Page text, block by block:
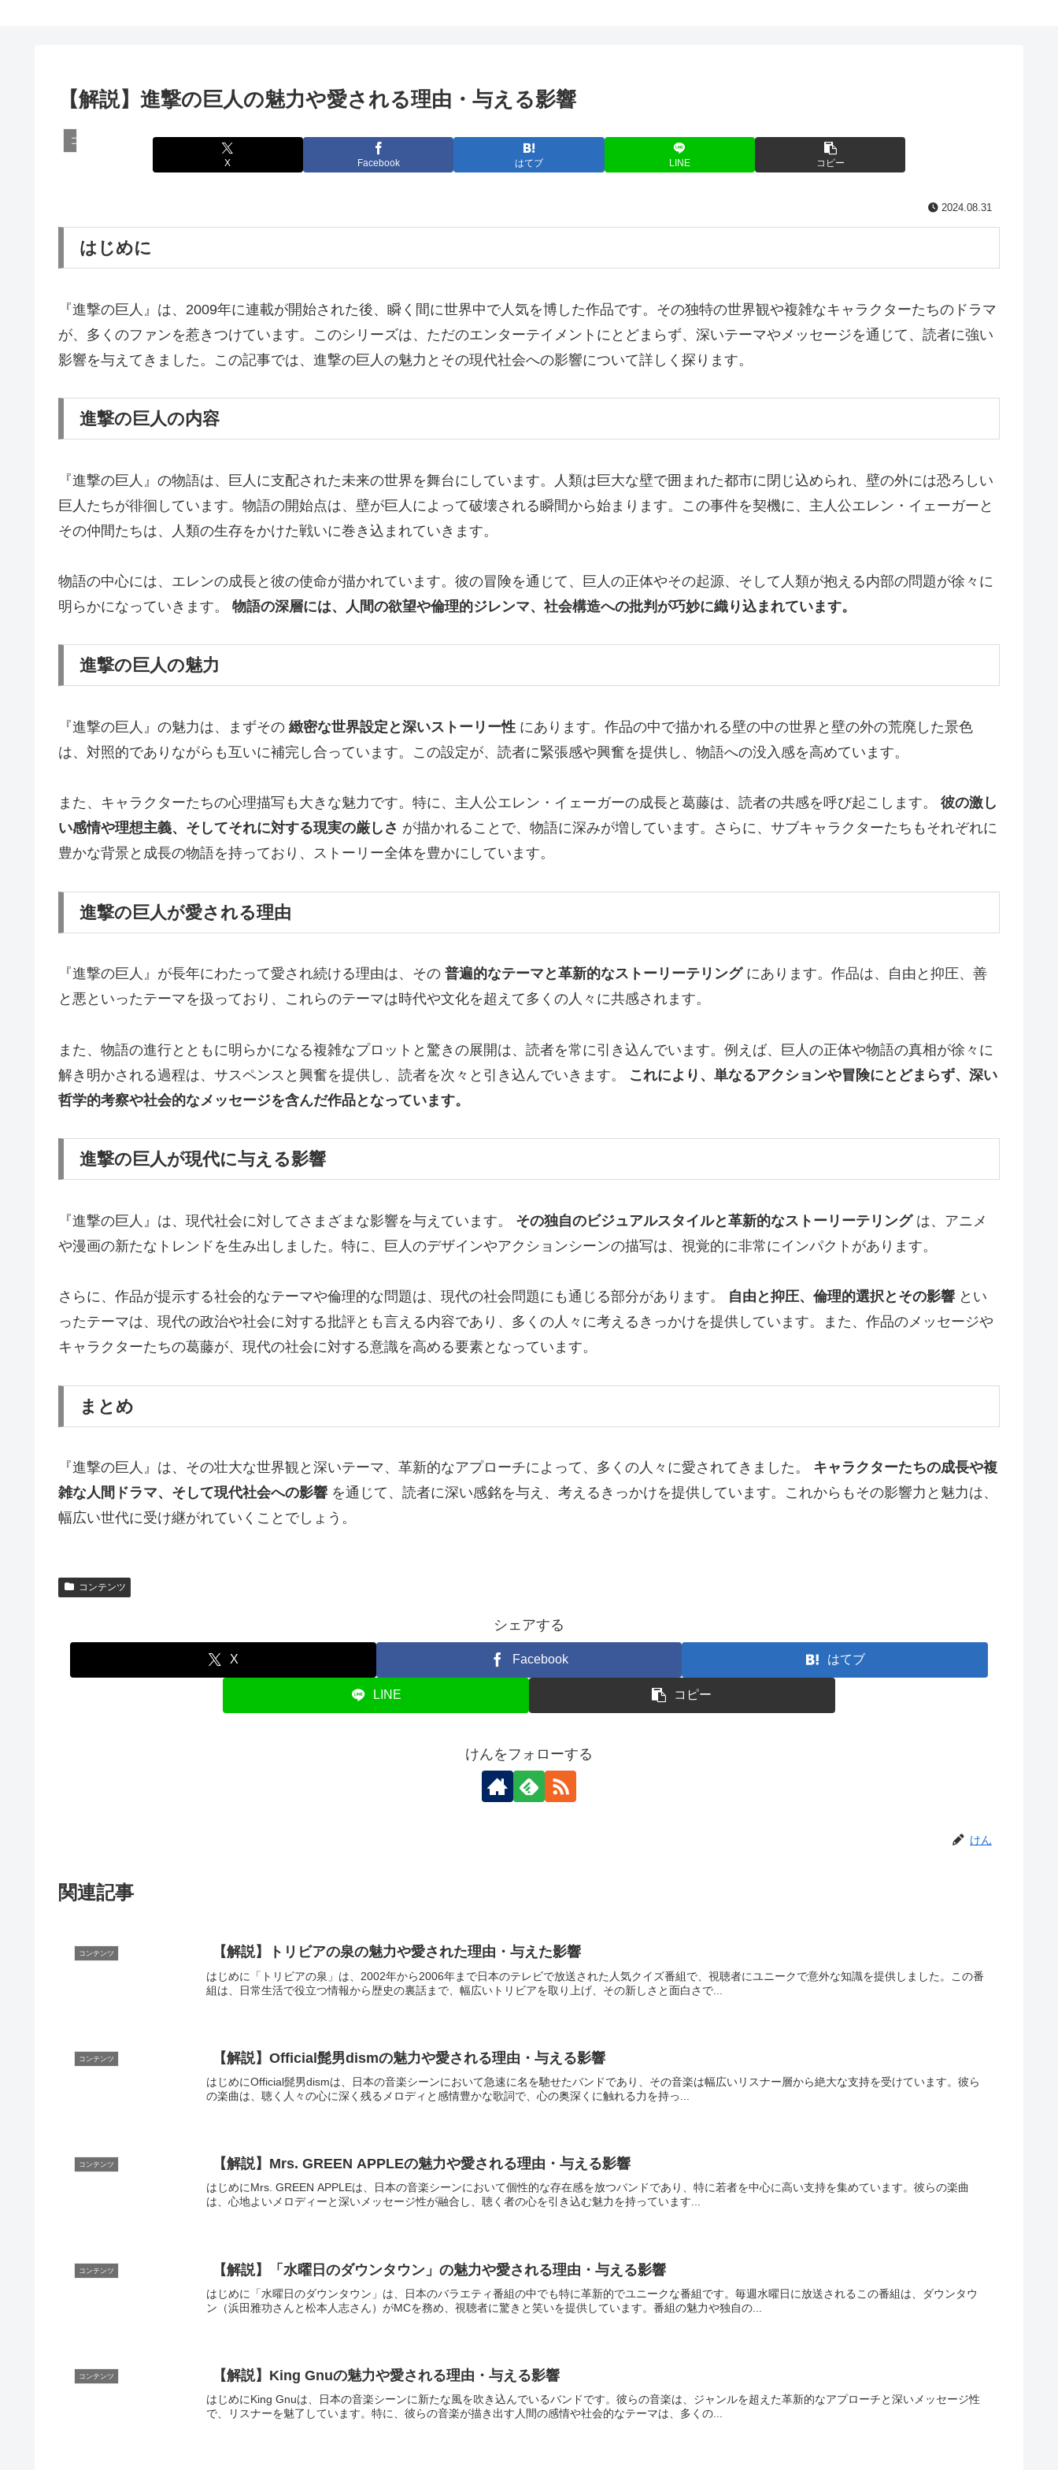
【解説】進撃の巨人の魅力や愛される理由・与える影響
コンテンツ
X Facebook はてブ LINE コピー
2024.08.31
はじめに
『進撃の巨人』は、2009年に連載が開始された後、瞬く間に世界中で人気を博した作品です。その独特の世界観や複雑なキャラクターたちのドラマ
が、多くのファンを惹きつけています。このシリーズは、ただのエンターテイメントにとどまらず、深いテーマやメッセージを通じて、読者に強い
影響を与えてきました。この記事では、進撃の巨人の魅力とその現代社会への影響について詳しく探ります。
進撃の巨人の内容
『進撃の巨人』の物語は、巨人に支配された未来の世界を舞台にしています。人類は巨大な壁で囲まれた都市に閉じ込められ、壁の外には恐ろしい
巨人たちが徘徊しています。物語の開始点は、壁が巨人によって破壊される瞬間から始まります。この事件を契機に、主人公エレン・イェーガーと
その仲間たちは、人類の生存をかけた戦いに巻き込まれていきます。
物語の中心には、エレンの成長と彼の使命が描かれています。彼の冒険を通じて、巨人の正体やその起源、そして人類が抱える内部の問題が徐々に
明らかになっていきます。 物語の深層には、人間の欲望や倫理的ジレンマ、社会構造への批判が巧妙に織り込まれています。
進撃の巨人の魅力
『進撃の巨人』の魅力は、まずその 緻密な世界設定と深いストーリー性 にあります。作品の中で描かれる壁の中の世界と壁の外の荒廃した景色
は、対照的でありながらも互いに補完し合っています。この設定が、読者に緊張感や興奮を提供し、物語への没入感を高めています。
また、キャラクターたちの心理描写も大きな魅力です。特に、主人公エレン・イェーガーの成長と葛藤は、読者の共感を呼び起こします。 彼の激し
い感情や理想主義、そしてそれに対する現実の厳しさ が描かれることで、物語に深みが増しています。さらに、サブキャラクターたちもそれぞれに
豊かな背景と成長の物語を持っており、ストーリー全体を豊かにしています。
進撃の巨人が愛される理由
『進撃の巨人』が長年にわたって愛され続ける理由は、その 普遍的なテーマと革新的なストーリーテリングにあります。作品は、自由と抑圧、善
と悪といったテーマを扱っており、これらのテーマは時代や文化を超えて多くの人々に共感されます。
また、物語の進行とともに明らかになる複雑なプロットと驚きの展開は、読者を常に引き込んでいます。例えば、巨人の正体や物語の真相が徐々に
解き明かされる過程は、サスペンスと興奮を提供し、読者を次々と引き込んでいきます。 これにより、単なるアクションや冒険にとどまらず、深い
哲学的考察や社会的なメッセージを含んだ作品となっています。
進撃の巨人が現代に与える影響
『進撃の巨人』は、現代社会に対してさまざまな影響を与えています。 その独自のビジュアルスタイルと革新的なストーリーテリングは、アニメ
や漫画の新たなトレンドを生み出しました。特に、巨人のデザインやアクションシーンの描写は、視覚的に非常にインパクトがあります。
さらに、作品が提示する社会的なテーマや倫理的な問題は、現代の社会問題にも通じる部分があります。 自由と抑圧、倫理的選択とその影響 とい
ったテーマは、現代の政治や社会に対する批評とも言える内容であり、多くの人々に考えるきっかけを提供しています。また、作品のメッセージや
キャラクターたちの葛藤が、現代の社会に対する意識を高める要素となっています。
まとめ
『進撃の巨人』は、その壮大な世界観と深いテーマ、革新的なアプローチによって、多くの人々に愛されてきました。 キャラクターたちの成長や複
雑な人間ドラマ、そして現代社会への影響 を通じて、読者に深い感銘を与え、考えるきっかけを提供しています。これからもその影響力と魅力は、
幅広い世代に受け継がれていくことでしょう。
コンテンツ
シェアする
X Facebook はてブ
LINE コピー
けんをフォローする
けん
関連記事
コンテンツ 【解説】トリビアの泉の魅力や愛された理由・与えた影響
はじめに「トリビアの泉」は、2002年から2006年まで日本のテレビで放送された人気クイズ番組で、視聴者にユニークで意外な知識を提供しました。この番
組は、日常生活で役立つ情報から歴史の裏話まで、幅広いトリビアを取り上げ、その新しさと面白さで...
コンテンツ 【解説】Official髭男dismの魅力や愛される理由・与える影響
はじめにOfficial髭男dismは、日本の音楽シーンにおいて急速に名を馳せたバンドであり、その音楽は幅広いリスナー層から絶大な支持を受けています。彼ら
の楽曲は、聴く人々の心に深く残るメロディと感情豊かな歌詞で、心の奥深くに触れる力を持っ...
コンテンツ 【解説】Mrs. GREEN APPLEの魅力や愛される理由・与える影響
はじめにMrs. GREEN APPLEは、日本の音楽シーンにおいて個性的な存在感を放つバンドであり、特に若者を中心に高い支持を集めています。彼らの楽曲
は、心地よいメロディーと深いメッセージ性が融合し、聴く者の心を引き込む魅力を持っています...
コンテンツ 【解説】「水曜日のダウンタウン」の魅力や愛される理由・与える影響
はじめに「水曜日のダウンタウン」は、日本のバラエティ番組の中でも特に革新的でユニークな番組です。毎週水曜日に放送されるこの番組は、ダウンタウ
ン（浜田雅功さんと松本人志さん）がMCを務め、視聴者に驚きと笑いを提供しています。番組の魅力や独自の...
コンテンツ 【解説】King Gnuの魅力や愛される理由・与える影響
はじめにKing Gnuは、日本の音楽シーンに新たな風を吹き込んでいるバンドです。彼らの音楽は、ジャンルを超えた革新的なアプローチと深いメッセージ性
で、リスナーを魅了しています。特に、彼らの音楽が描き出す人間の感情や社会的なテーマは、多くの...